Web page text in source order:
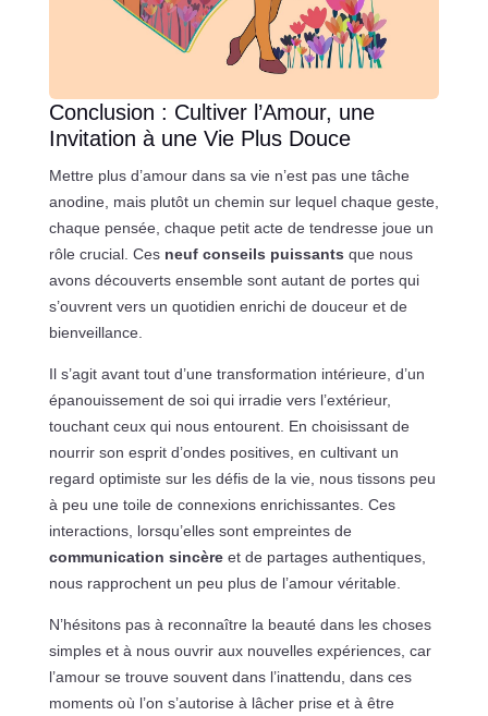
Conclusion : Cultiver l’Amour, une
Invitation à une Vie Plus Douce
Mettre plus d’amour dans sa vie n’est pas une tâche
anodine, mais plutôt un chemin sur lequel chaque geste,
chaque pensée, chaque petit acte de tendresse joue un
rôle crucial. Ces neuf conseils puissants que nous
avons découverts ensemble sont autant de portes qui
s’ouvrent vers un quotidien enrichi de douceur et de
bienveillance.
Il s’agit avant tout d’une transformation intérieure, d’un
épanouissement de soi qui irradie vers l’extérieur,
touchant ceux qui nous entourent. En choisissant de
nourrir son esprit d’ondes positives, en cultivant un
regard optimiste sur les défis de la vie, nous tissons peu
à peu une toile de connexions enrichissantes. Ces
interactions, lorsqu’elles sont empreintes de
communication sincèreet de partages authentiques,
nous rapprochent un peu plus de l’amour véritable.
N’hésitons pas à reconnaître la beauté dans les choses
simples et à nous ouvrir aux nouvelles expériences, car
l’amour se trouve souvent dans l’inattendu, dans ces
moments où l’on s’autorise à lâcher prise et à être